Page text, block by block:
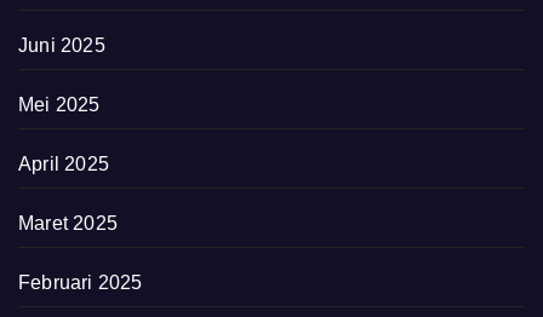
Juni 2025
Mei 2025
April 2025
Maret 2025
Februari 2025